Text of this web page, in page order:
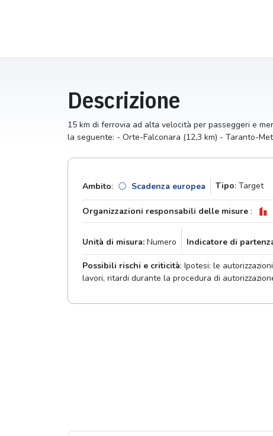
Descrizione
15 km di ferrovia ad alta velocità per passeggeri e
la seguente: - Orte-Falconara (12,3 km) - Taranto-
Ambito: Scadenza europea Tipo: Target
Organizzazioni responsabili delle misure :
Unità di misura: Numero Indicatore di
Possibili rischi e criticità: Ipotesi: le
lavori, ritardi durante la procedura di